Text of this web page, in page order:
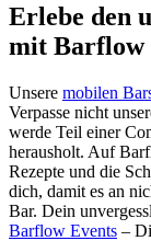
Erlebe den
mit Barflow
Unsere mobilen
Verpasse nicht
werde Teil einer
herausholt. Auf
Rezepte und die
dich, damit es an
Bar. Dein
Barflow Events –